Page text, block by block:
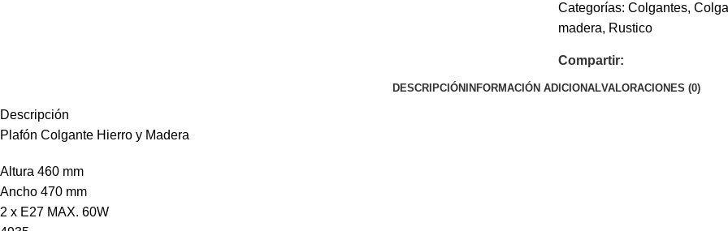
Categorías: Colgantes,
madera, Rustico
Compartir:
DESCRIPCIÓNINFORMACIÓN ADICIONALVALORACIONES (0)
Descripción
Plafón Colgante Hierro y Madera
Altura 460 mm
Ancho 470 mm
2 x E27 MAX. 60W